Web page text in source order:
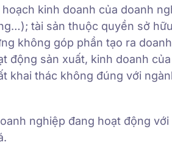
kinh doanh của doanh
tài sản thuộc quyền sở
không góp phần tạo ra
động sản xuất, kinh doanh
khai thác không đúng với
nghiệp đang hoạt động